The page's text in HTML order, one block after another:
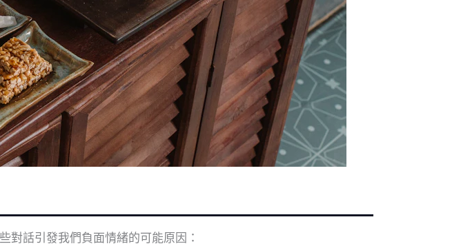
對話引發我們負面情緒的可能原因：